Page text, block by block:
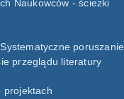
Naukowców - ścieżki
poruszanie
przeglądu literatury
projektach